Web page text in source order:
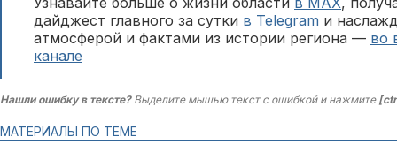
дайджест главного за сутки в Telegram и
атмосферой и фактами из истории региона — во
канале
Нашли ошибку в тексте?Выделите мышью текст с ошибкой и нажмите
МАТЕРИАЛЫ ПО ТЕМЕ